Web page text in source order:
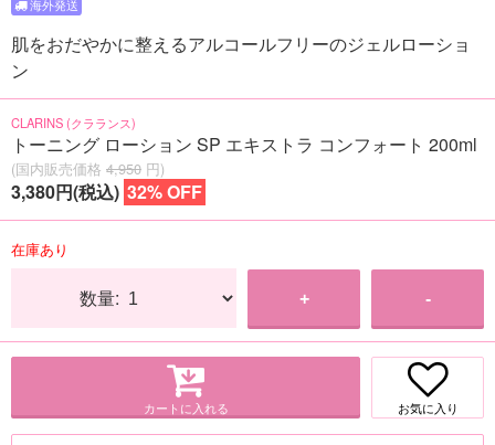
肌をおだやかに整えるアルコールフリーのジェルローショ
ン
CLARINS (クラランス)
トーニング ローション SP エキストラ コンフォート 200ml
(国内販売価格 4,950 円)
3,380円(税込) 32% OFF
在庫あり
数量: + -
カートに入れる お気に入り